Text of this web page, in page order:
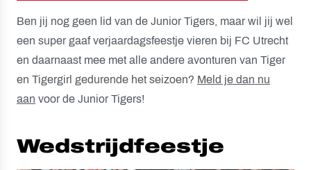
Ben jij nog geen lid van de Junior Tigers, maar wil jij wel
een super gaaf verjaardagsfeestje vieren bij FC Utrecht
en daarnaast mee met alle andere avonturen van Tiger
en Tigergirl gedurende het seizoen? Meld je dan nu
aan voor de Junior Tigers!
Wedstrijdfeestje